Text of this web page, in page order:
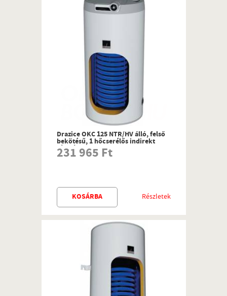
Drazice OKC 125 NTR/HV álló, felső
bekötésű, 1 hőcserélős indirekt
tároló
231 965 Ft
Részletek
KOSÁRBA